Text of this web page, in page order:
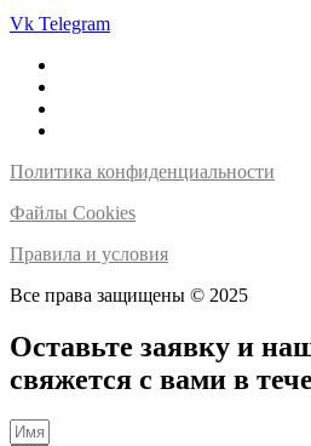
Vk Telegram
Политика конфиденциальности
Файлы Cookies
Правила и условия
Все права защищены © 2025
Оставьте заявку и
свяжется с вами в